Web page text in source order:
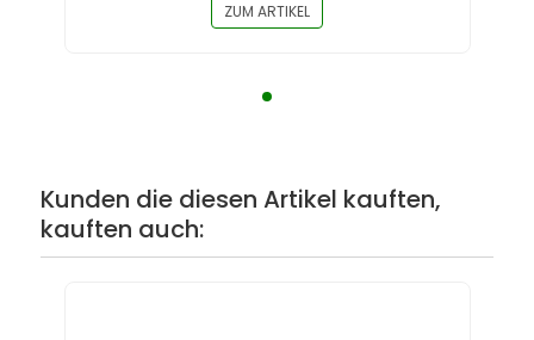
ZUM ARTIKEL
Kunden die diesen Artikel kauften,
kauften auch: